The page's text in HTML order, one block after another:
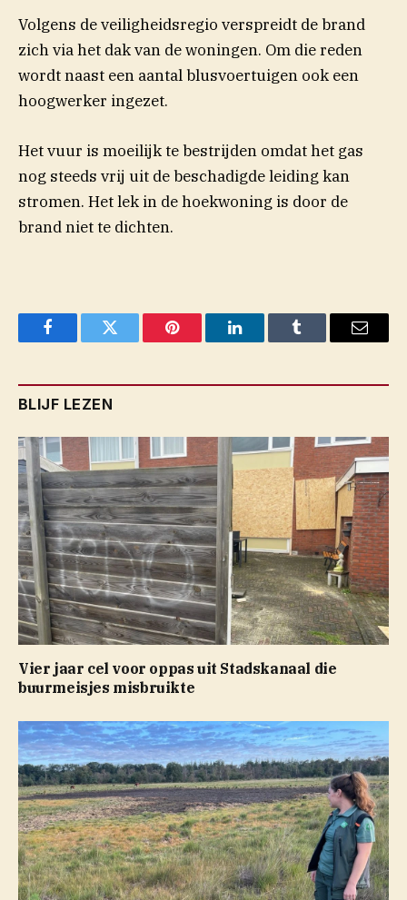
Volgens de veiligheidsregio verspreidt de brand
zich via het dak van de woningen. Om die reden
wordt naast een aantal blusvoertuigen ook een
hoogwerker ingezet.
Het vuur is moeilijk te bestrijden omdat het gas
nog steeds vrij uit de beschadigde leiding kan
stromen. Het lek in de hoekwoning is door de
brand niet te dichten.
FacebookTwitter Pinterest LinkedInTumblr Email
BLIJF LEZEN
Vier jaar cel voor oppas uit Stadskanaal die
buurmeisjes misbruikte